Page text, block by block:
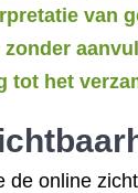
van
tot het
de online